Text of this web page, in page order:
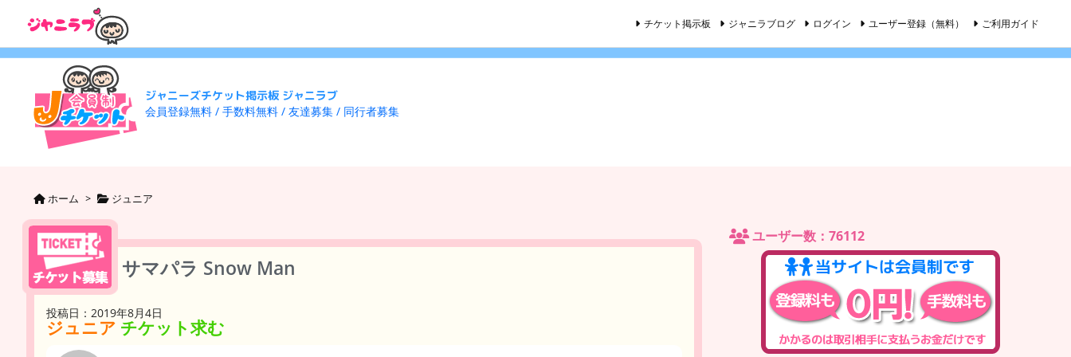
ジャニーズチケット掲示板 ジャニラブ
会員登録無料 / 手数料無料 / 友達募集 / 同行者募集
チケット掲示板 ジャニラブログ ログイン ユーザー登録（無料） ご利用ガイド
ホーム > ジュニア
サマパラ Snow Man
投稿日：2019年8月4日
ジュニア チケット求む
ユーザー数：76112